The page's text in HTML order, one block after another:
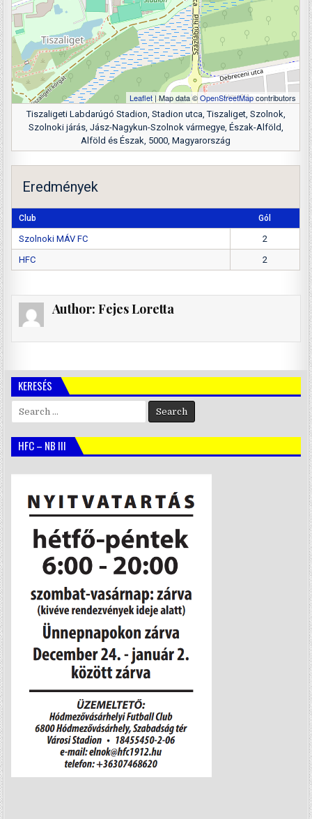
Leaflet | Map data ©OpenStreetMapcontributors
Tiszaligeti Labdarúgó Stadion, Stadion utca, Tiszaliget, Szolnok,
Szolnoki járás, Jász-Nagykun-Szolnok vármegye, Észak-Alföld,
Alföld és Észak, 5000, Magyarország
Eredmények
Club Gól
Szolnoki MÁV FC
2
HFC
2
Author: Fejes Loretta
KERESÉS
Search
for:
HFC – NB III